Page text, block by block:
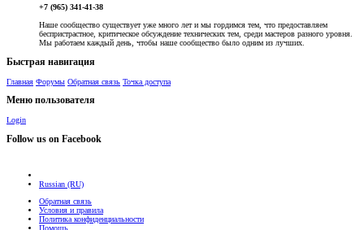
+7 (965) 341-41-38
Наше сообщество существует уже много лет и мы гордимся тем, что предоставляем
беспристрастное, критическое обсуждение технических тем, среди мастеров разного уровня.
Мы работаем каждый день, чтобы наше сообщество было одним из лучших.
Быстрая навигация
Главная Форумы Обратная связь Точка доступа
Меню пользователя
Login
Follow us on Facebook
Russian (RU)
Обратная связь
Условия и правила
Политика конфиденциальности